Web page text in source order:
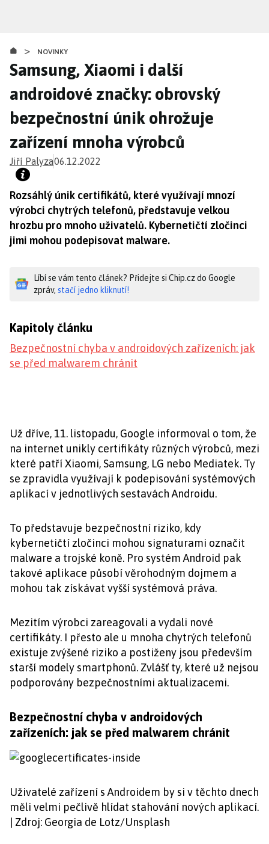
obsahu
> NOVINKY
Samsung, Xiaomi i další
androidové značky: obrovský
bezpečnostní únik ohrožuje
zařízení mnoha výrobců
Jiří Palyza06.12.2022
Rozsáhlý únik certifikátů, které využívají mnozí
výrobci chytrých telefonů, představuje velkou
hrozbu pro mnoho uživatelů. Kybernetičtí zločinci
jimi mohou podepisovat malware.
Líbí se vám tento článek? Přidejte si Chip.cz do Google
zpráv, stačí jedno kliknutí!
Kapitoly článku
Bezpečnostní chyba v androidových zařízeních: jak
se před malwarem chránit
Už dříve, 11. listopadu, Google informoval o tom, že
na internet unikly certifikáty různých výrobců, mezi
které patří Xiaomi, Samsung, LG nebo Mediatek. Ty
se zpravidla využívají k podepisování systémových
aplikací v jednotlivých sestavách Androidu.
To představuje bezpečnostní riziko, kdy
kybernetičtí zločinci mohou signaturami označit
malware a trojské koně. Pro systém Android pak
takové aplikace působí věrohodným dojmem a
mohou tak získávat vyšší systémová práva.
Mezitím výrobci zareagovali a vydali nové
certifikáty. I přesto ale u mnoha chytrých telefonů
existuje zvýšené riziko a postiženy jsou především
starší modely smartphonů. Zvlášť ty, které už nejsou
podporovány bezpečnostními aktualizacemi.
Bezpečnostní chyba v androidových
zařízeních: jak se před malwarem chránit
Uživatelé zařízení s Androidem by si v těchto dnech
měli velmi pečlivě hlídat stahování nových aplikací.
| Zdroj: Georgia de Lotz/Unsplash